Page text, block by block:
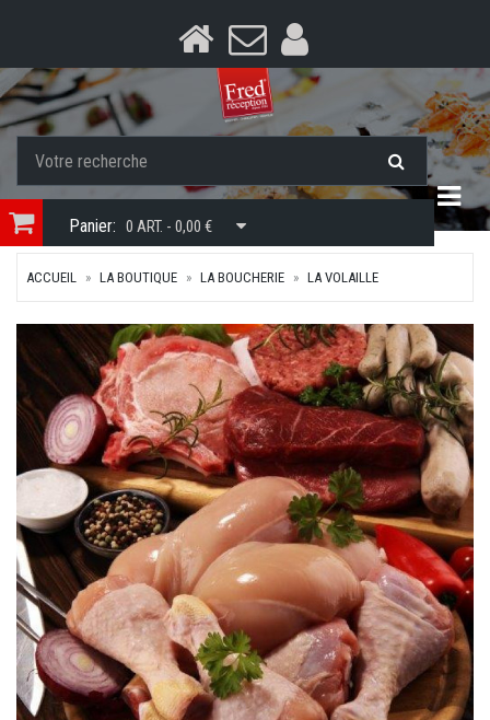
Panier: 0 ART. - 0,00 €
ACCUEIL LA BOUTIQUE LA BOUCHERIE LA VOLAILLE